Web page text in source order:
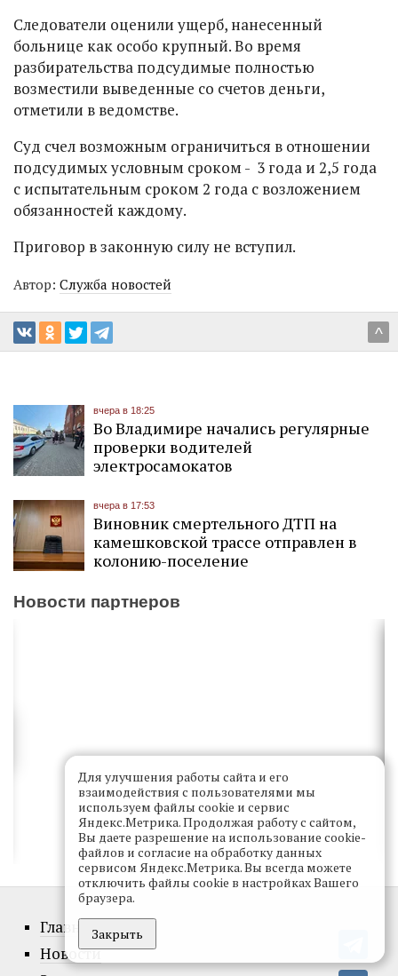
Следователи оценили ущерб, нанесенный
больнице как особо крупный. Во время
разбирательства подсудимые полностью
возместили выведенные со счетов деньги,
отметили в ведомстве.
Суд счел возможным ограничиться в отношении
подсудимых условным сроком - 3 года и 2,5 года
с испытательным сроком 2 года с возложением
обязанностей каждому.
Приговор в законную силу не вступил.
Автор: Служба новостей
^
вчера в 18:25
Во Владимире начались регулярные
проверки водителей
электросамокатов
вчера в 17:53
Виновник смертельного ДТП на
камешковской трассе отправлен в
колонию-поселение
Новости партнеров
Главное
Новости
Для улучшения работы сайта и его
взаимодействия с пользователями мы
используем файлы cookie и сервис
Яндекс.Метрика. Продолжая работу с сайтом,
Вы даете разрешение на использование cookie-
файлов и согласие на обработку данных
сервисом Яндекс.Метрика. Вы всегда можете
отключить файлы cookie в настройках Вашего
браузера.
Закрыть